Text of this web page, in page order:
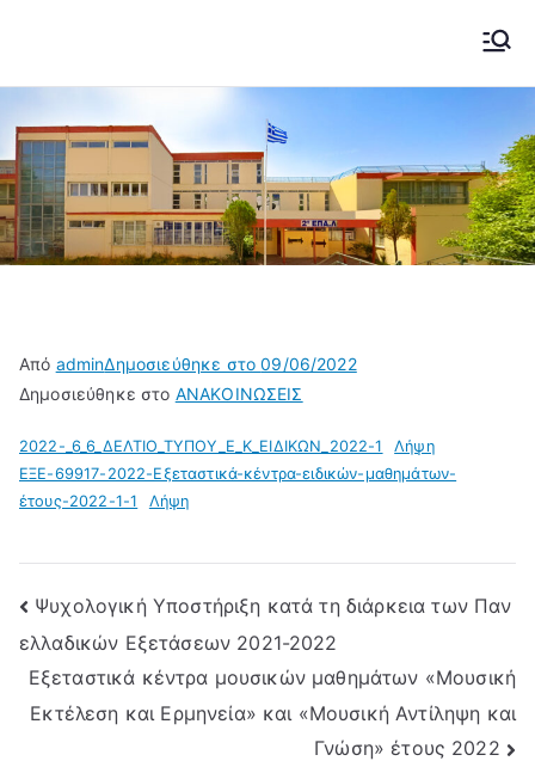
περιεχόμενο
2ο ΕΠΑΛ ΚΟΖΑΝΗΣ
Από adminΔημοσιεύθηκε στο09/06/2022
Δημοσιεύθηκε στο ΑΝΑΚΟΙΝΩΣΕΙΣ
2022-_6_6_ΔΕΛΤΙΟ_ΤΥΠΟΥ_Ε_Κ_ΕΙΔΙΚΩΝ_2022-1
Λήψη
ΕΞΕ-69917-2022-Εξεταστικά-κέντρα-ειδικών-μαθημάτων-
έτους-2022-1-1
Λήψη
Πλοήγηση
άρθρων
Ψυχολογική Υποστήριξη κατά τη διάρκεια των Παν
ελλαδικών Εξετάσεων 2021-2022
Εξεταστικά κέντρα μουσικών μαθημάτων «Μουσική
Εκτέλεση και Ερμηνεία» και «Μουσική Αντίληψη και
Γνώση» έτους 2022